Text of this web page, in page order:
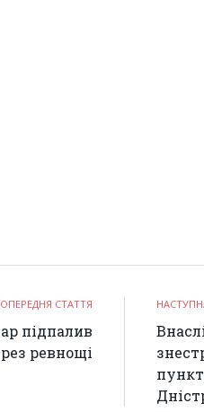
СТАТТЯ
підпалив
ревнощі